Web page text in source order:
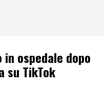
ospedale dopo
TikTok